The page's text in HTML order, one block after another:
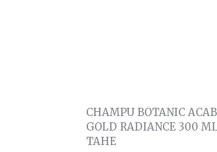
CHAMPU BOTANIC
GOLD RADIANCE 300 ML
TAHE